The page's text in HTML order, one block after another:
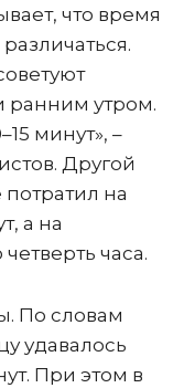
что время
ранним утром.
минут», –
Другой
потратил на
а на
часа.
По словам
удавалось
При этом в